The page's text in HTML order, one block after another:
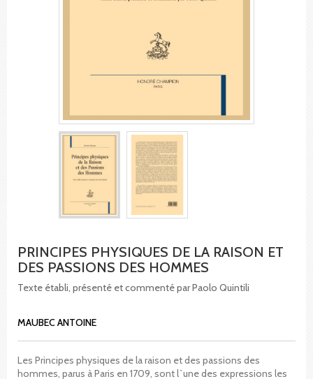
PRINCIPES PHYSIQUES DE LA RAISON ET
DES PASSIONS DES HOMMES
Texte établi, présenté et commenté par Paolo Quintili
MAUBEC ANTOINE
Les Principes physiques de la raison et des passions des
hommes, parus à Paris en 1709, sont l`une des expressions les